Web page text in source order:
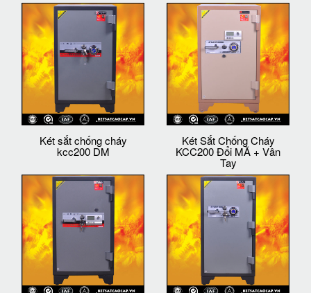
Két sắt chống cháy
kcc200 DM
Két Sắt Chống Cháy
KCC200 Đổi MÃ + Vân
Tay